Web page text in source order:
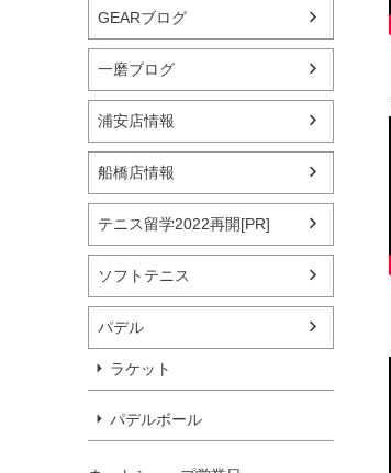
GEARブログ
一磨ブログ
浦安店情報
船橋店情報
テニス留学2022再開[PR]
ソフトテニス
パデル
ラケット
パデルボール